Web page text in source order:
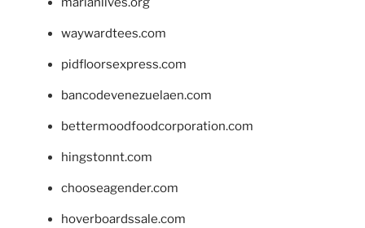
waywardtees.com
pidfloorsexpress.com
bancodevenezuelaen.com
bettermoodfoodcorporation.com
hingstonnt.com
chooseagender.com
hoverboardssale.com